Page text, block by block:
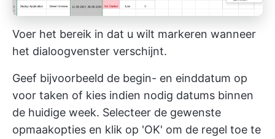
Voer het bereik in dat u wilt markeren wanneer
het dialoogvenster verschijnt.
Geef bijvoorbeeld de begin- en einddatum op
voor taken of kies indien nodig datums binnen
de huidige week. Selecteer de gewenste
opmaakopties en klik op 'OK' om de regel toe te